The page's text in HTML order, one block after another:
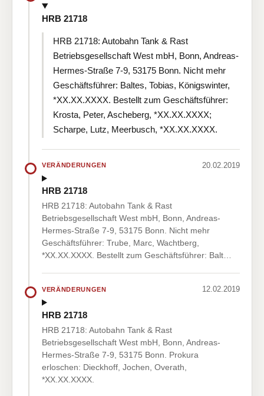
HRB 21718
HRB 21718: Autobahn Tank & Rast
Betriebsgesellschaft West mbH, Bonn, Andreas-
Hermes-Straße 7-9, 53175 Bonn. Nicht mehr
Geschäftsführer: Baltes, Tobias, Königswinter,
*XX.XX.XXXX. Bestellt zum Geschäftsführer:
Krosta, Peter, Ascheberg, *XX.XX.XXXX;
Scharpe, Lutz, Meerbusch, *XX.XX.XXXX.
VERÄNDERUNGEN 20.02.2019
HRB 21718
HRB 21718: Autobahn Tank & Rast
Betriebsgesellschaft West mbH, Bonn, Andreas-
Hermes-Straße 7-9, 53175 Bonn. Nicht mehr
Geschäftsführer: Trube, Marc, Wachtberg,
*XX.XX.XXXX. Bestellt zum Geschäftsführer: Balt…
VERÄNDERUNGEN 12.02.2019
HRB 21718
HRB 21718: Autobahn Tank & Rast
Betriebsgesellschaft West mbH, Bonn, Andreas-
Hermes-Straße 7-9, 53175 Bonn. Prokura
erloschen: Dieckhoff, Jochen, Overath,
*XX.XX.XXXX.